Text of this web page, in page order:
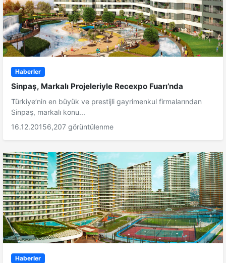
Haberler
Sinpaş, Markalı Projeleriyle Recexpo Fuarı’nda
Türkiye’nin en büyük ve prestijli gayrimenkul firmalarından
Sinpaş, markalı konu...
16.12.20156,207 görüntülenme
Haberler